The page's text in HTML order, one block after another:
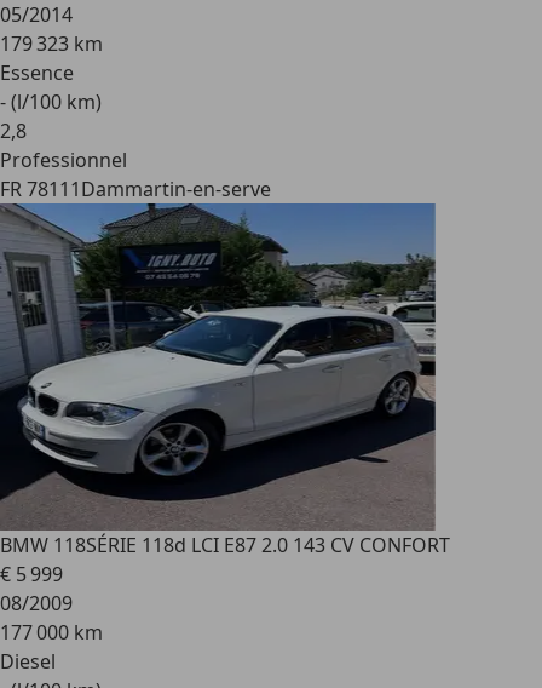
05/2014
179 323 km
Essence
- (l/100 km)
2,8
Professionnel
FR 78111Dammartin-en-serve
BMW 118SÉRIE 118d LCI E87 2.0 143 CV CONFORT
€ 5 999
08/2009
177 000 km
Diesel